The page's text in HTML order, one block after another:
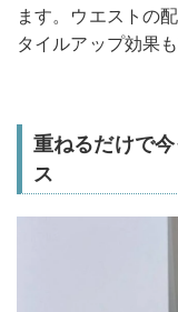
ます。ウエストの
タイルアップ効果
重ねるだけで
ス